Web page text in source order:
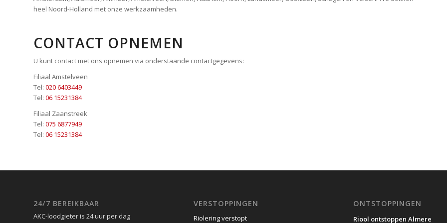
heel Noord-Holland met onze werkzaamheden.
CONTACT OPNEMEN
U kunt contact met ons opnemen via onderstaande contactgegevens:
Filiaal Amstelveen
Tel: 020 6403449
Tel: 06 15231384
Filiaal Zaanstreek
Tel: 075 6877949
Tel: 06 15231384
24/7 BEREIKBAAR
AKC-loodgieter is 24 uur per dag
VERSTOPPINGEN
Riolering verstopt
ONTSTOPPINGEN
Riool ontstoppen Almere